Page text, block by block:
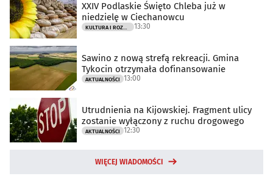
XXIV Podlaskie Święto Chleba już w
niedzielę w Ciechanowcu
KULTURA I ROZRYWKA 13:30
Sawino z nową strefą rekreacji. Gmina
Tykocin otrzymała dofinansowanie
AKTUALNOŚCI 13:00
Utrudnienia na Kijowskiej. Fragment ulicy
zostanie wyłączony z ruchu drogowego
AKTUALNOŚCI 12:30
WIĘCEJ WIADOMOŚCI